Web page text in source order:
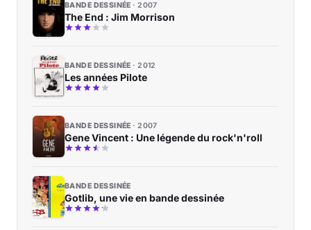
BANDE DESSINÉE 2007
The End : Jim Morrison
BANDE DESSINÉE 2012
Les années Pilote
BANDE DESSINÉE 2007
Gene Vincent : Une légende du rock'n'roll
BANDE DESSINÉE
Gotlib, une vie en bande dessinée